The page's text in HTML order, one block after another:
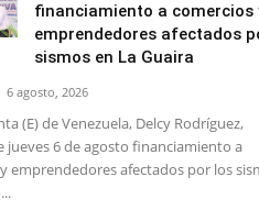
financiamiento a comercios
emprendedores afectados
sismos en La Guaira
6 agosto, 2026
(E) de Venezuela, Delcy Rodríguez,
jueves 6 de agosto financiamiento a
emprendedores afectados por los